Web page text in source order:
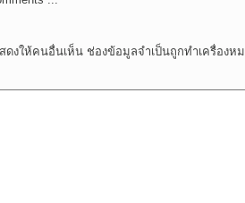
ดงให้คนอื่นเห็น ช่องข้อมูลจำเป็นถูกทำเครื่องห